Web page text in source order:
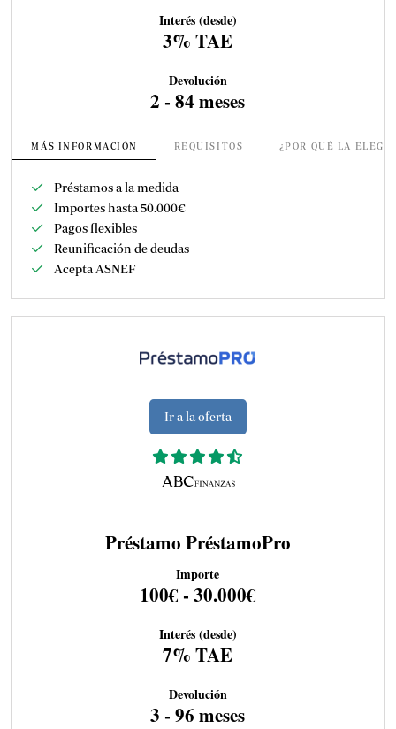
Interés (desde)
3% TAE
Devolución
2 - 84 meses
MÁS INFORMACIÓN REQUISITOS ¿POR QUÉ LA
Préstamos a la medida
Importes hasta 50.000€
Pagos flexibles
Reunificación de deudas
Acepta ASNEF
Ir a la oferta
Préstamo PréstamoPro
Importe
100€ - 30.000€
Interés (desde)
7% TAE
Devolución
3 - 96 meses